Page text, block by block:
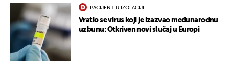
PACIJENT U IZOLACIJI
Vratio se virus koji je izazvao međunarodnu
uzbunu: Otkriven novi slučaj u Europi